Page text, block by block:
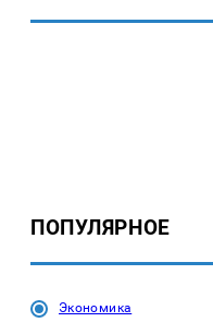
ПОПУЛЯРНОЕ
Экономика